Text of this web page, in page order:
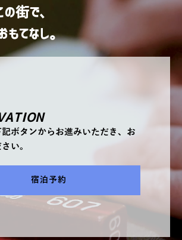
街で、
もてなし。
記ボタンからお進みいただき、お
い。
宿泊予約